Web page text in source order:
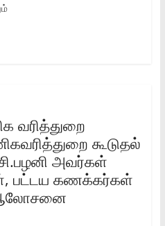
வரித்துறை
கூடுதல்
அவர்கள்
பட்டய கணக்கர்கள்